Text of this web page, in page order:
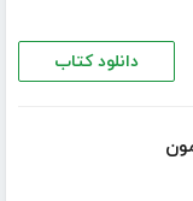
دانلود کتاب